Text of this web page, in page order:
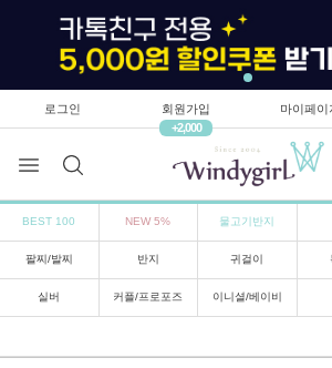
로그인
회원가입
+2,000
마이페이
BEST 100 NEW 5% 물고기반지
팔찌/발찌 반지 귀걸이
실버 커플/프로포즈 이니셜/베이비